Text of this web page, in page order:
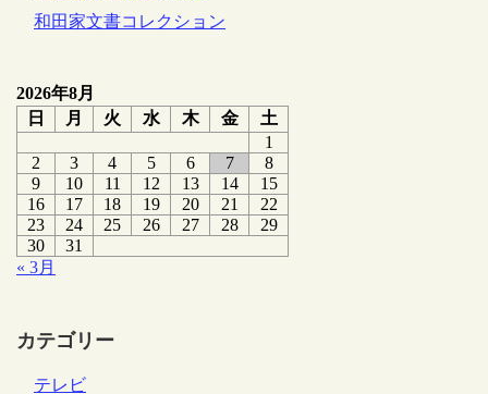
和田家文書コレクション
2026年8月
日
月 火 水 木 金
土
1
2
3 4 5 6 7
8
9
10 11 12 13 14
15
16
17 18 19 20 21
22
23
24 25 26 27 28
29
30
31
« 3月
カテゴリー
テレビ